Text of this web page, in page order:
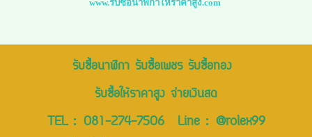
www.รับซื้อนาฬิกาให้ราคาสูง.com
รับซื้อนาฬิกา รับซื้อเพชร รับซื้อทอง
รับซื้อให้ราคาสูง จ่ายเงินสด
TEL : 081-274-7506Line : @rolex99